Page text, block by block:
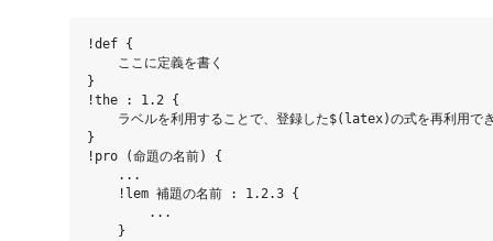
!def {
    ここに定義を書く
}
!the : 1.2 {
ラベルを利用することで、登録した$(latex)の式を再利用で
}
!pro (命題の名前) {
    ...
    !lem 補題の名前 : 1.2.3 {
        ...
    }